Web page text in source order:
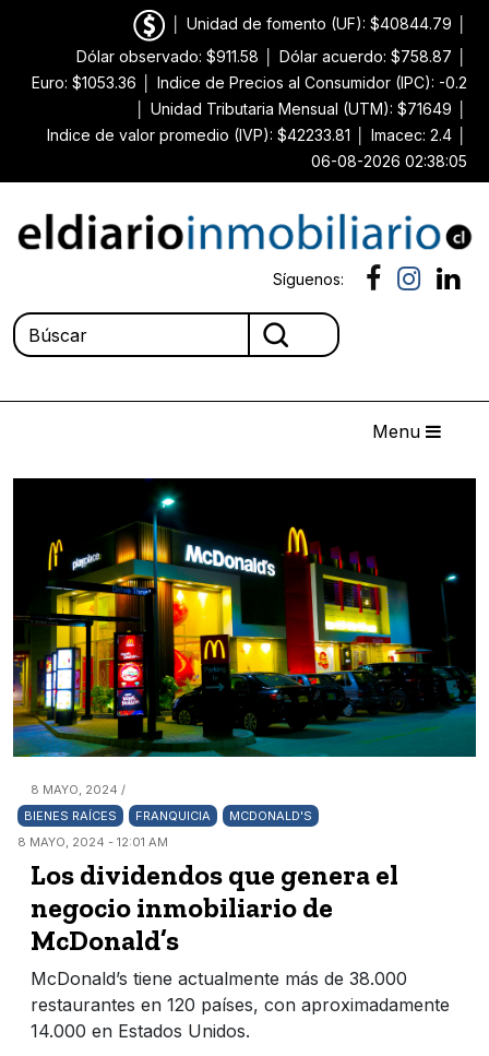
Unidad de fomento (UF): $40844.79
Dólar observado: $911.58
Dólar acuerdo: $758.87
Euro: $1053.36
Indice de Precios al Consumidor (IPC): -0.2
Unidad Tributaria Mensual (UTM): $71649
Indice de valor promedio (IVP): $42233.81
Imacec: 2.4
06-08-2026 02:38:05
Síguenos:
Menu
8 MAYO, 2024 /
BIENES RAÍCES
FRANQUICIA
MCDONALD'S
8 MAYO, 2024 - 12:01 AM
Los dividendos que genera el
negocio inmobiliario de
McDonald’s
McDonald’s tiene actualmente más de 38.000
restaurantes en 120 países, con aproximadamente
14.000 en Estados Unidos.